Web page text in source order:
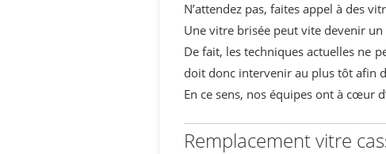
N’attendez pas, faites appel à des
Une vitre brisée peut vite devenir
De fait, les techniques actuelles ne
doit donc intervenir au plus tôt afin
En ce sens, nos équipes ont à cœur
Remplacement vitre